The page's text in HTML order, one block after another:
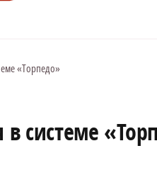
«Торпедо»
в системе